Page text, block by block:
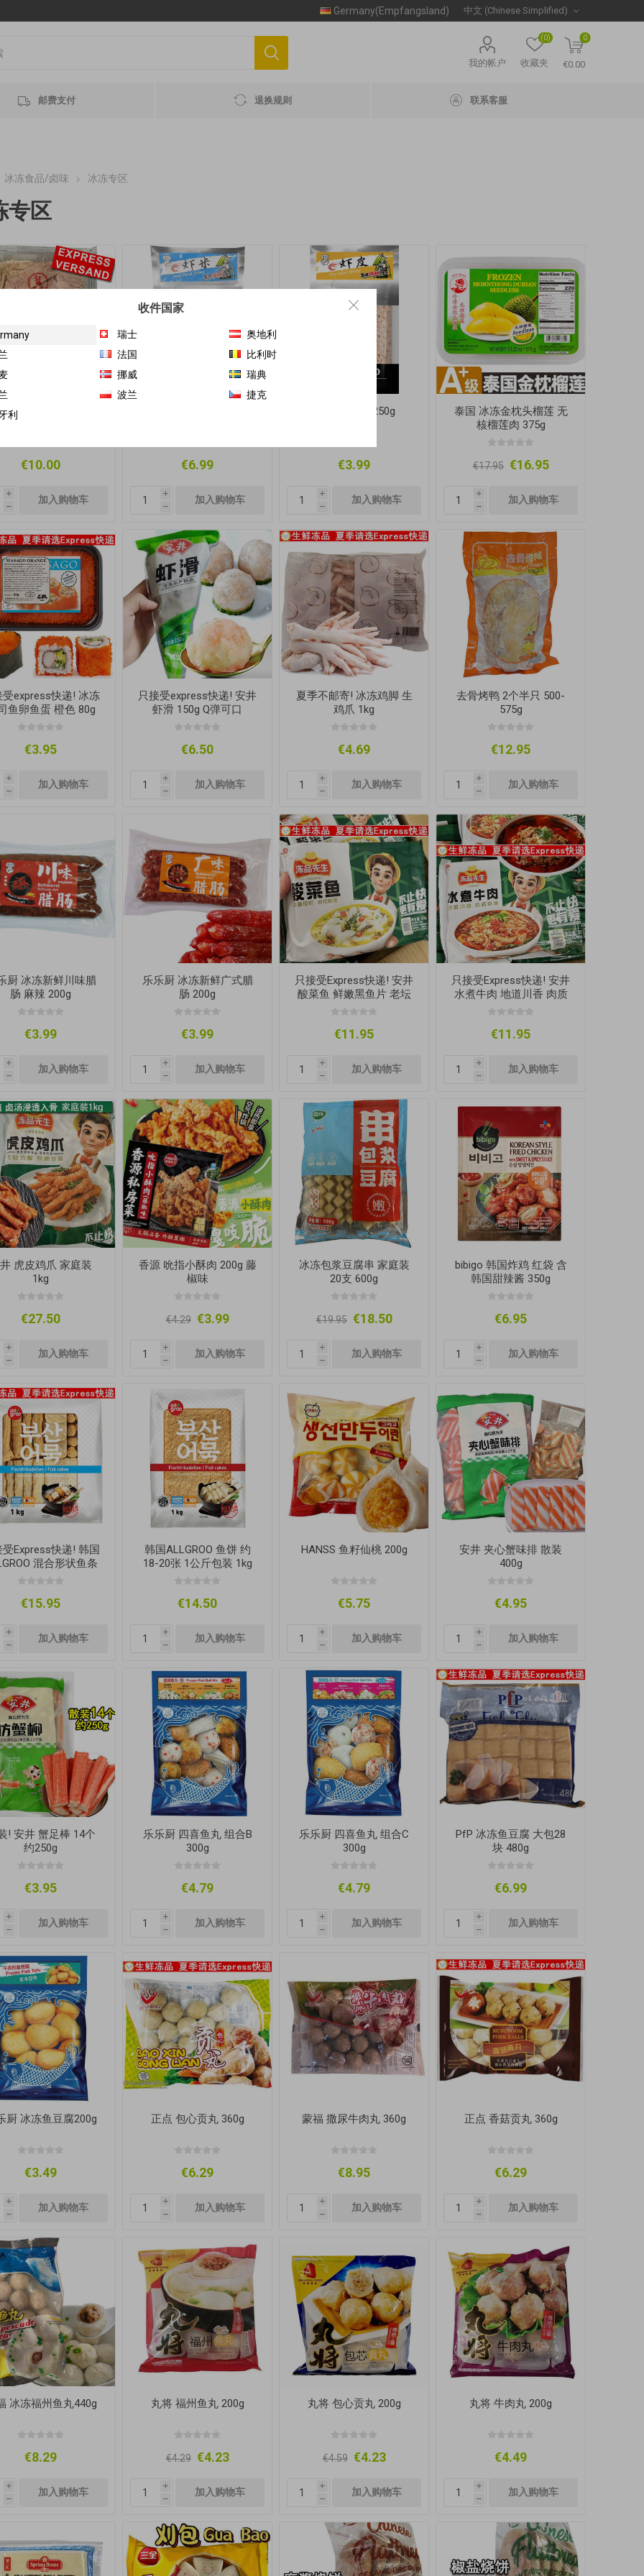
Germany(Empfangsland)
我的帐户 收藏夹
(0) 0
€0.00
邮费支付 退换规则 联系客服
冰冻食品/卤味 冰冻专区
专区
express快递! 金鹿
€10.00
i
h
€6.99
i
h
乐乐厨 虾皮 250g
€3.99
i
h
泰国 冰冻金枕头榴莲 无
核榴莲肉 375g
€17.95 €16.95
i
h
受express快递! 冰冻
鱼卵鱼蛋 橙色 80g
€3.95
i
h
只接受express快递! 安井
虾滑 150g Q弹可口
€6.50
i
h
夏季不邮寄! 冰冻鸡脚 生
鸡爪 1kg
€4.69
i
h
去骨烤鸭 2个半只 500-
575g
€12.95
i
h
厨 冰冻新鲜川味腊
肠 麻辣 200g
€3.99
i
h
乐乐厨 冰冻新鲜广式腊
肠 200g
€3.99
i
h
只接受Express快递! 安井
酸菜鱼 鲜嫩黑鱼片 老坛
€11.95
i
h
只接受Express快递! 安井
水煮牛肉 地道川香 肉质
€11.95
i
h
虎皮鸡爪 家庭装
1kg
€27.50
i
h
香源 吮指小酥肉 200g 藤
椒味
€4.29 €3.99
i
h
冰冻包浆豆腐串 家庭装
20支 600g
€19.95 €18.50
i
h
bibigo 韩国炸鸡 红袋 含
韩国甜辣酱 350g
€6.95
i
h
Express快递! 韩国
混合形状鱼条
€15.95
i
h
韩国ALLGROO 鱼饼 约
18-20张 1公斤包装 1kg
€14.50
i
h
HANSS 鱼籽仙桃 200g
€5.75
i
h
安井 夹心蟹味排 散装
400g
€4.95
i
h
! 安井 蟹足棒 14个
约250g
€3.95
i
h
乐乐厨 四喜鱼丸 组合B
300g
€4.79
i
h
乐乐厨 四喜鱼丸 组合C
300g
€4.79
i
h
PfP 冰冻鱼豆腐 大包28
块 480g
€6.99
i
h
厨 冰冻鱼豆腐200g
€3.49
i
h
正点 包心贡丸 360g
€6.29
i
h
蒙福 撒尿牛肉丸 360g
€8.95
i
h
正点 香菇贡丸 360g
€6.29
i
h
冰冻福州鱼丸440g
€8.29
i
h
丸将 福州鱼丸 200g
€4.29 €4.23
i
h
丸将 包心贡丸 200g
€4.59 €4.23
i
h
丸将 牛肉丸 200g
€4.49
i
h
收件国家
瑞士
奥地利
法国
比利时
挪威
瑞典
波兰
捷克
利